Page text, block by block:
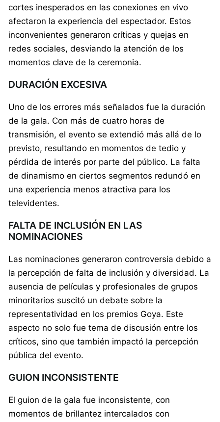
cortes inesperados en las conexiones en vivo
afectaron la experiencia del espectador. Estos
inconvenientes generaron críticas y quejas en
redes sociales, desviando la atención de los
momentos clave de la ceremonia.
DURACIÓN EXCESIVA
Uno de los errores más señalados fue la duración
de la gala. Con más de cuatro horas de
transmisión, el evento se extendió más allá de lo
previsto, resultando en momentos de tedio y
pérdida de interés por parte del público. La falta
de dinamismo en ciertos segmentos redundó en
una experiencia menos atractiva para los
televidentes.
FALTA DE INCLUSIÓN EN LAS
NOMINACIONES
Las nominaciones generaron controversia debido a
la percepción de falta de inclusión y diversidad. La
ausencia de películas y profesionales de grupos
minoritarios suscitó un debate sobre la
representatividad en los premios Goya. Este
aspecto no solo fue tema de discusión entre los
críticos, sino que también impactó la percepción
pública del evento.
GUION INCONSISTENTE
El guion de la gala fue inconsistente, con
momentos de brillantez intercalados con